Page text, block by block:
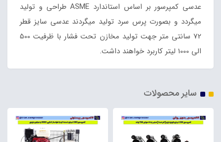
عدسی کمپرسور بر اساس استاندارد ASME طراحی و تولید
میگردد و بصورت پرس سرد تولید میگردند عدسی سایز قطر
72 سانتی متر جهت تولید مخازن تحت فشار با ظرفیت 500
الی 1000 لیتر کاربرد خواهند داشت.
سایر محصولات